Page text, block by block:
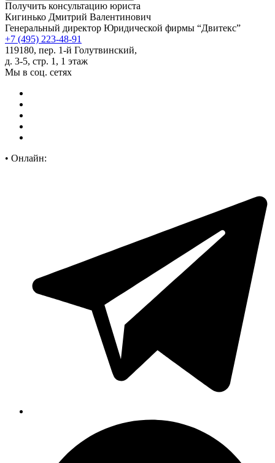
Получить консультацию юриста
Кигинько Дмитрий Валентинович
Генеральный директор Юридической фирмы “Двитекс”
+7 (495) 223-48-91
119180, пер. 1-й Голутвинский,
д. 3-5, стр. 1, 1 этаж
Мы в соц. сетях
• Онлайн: